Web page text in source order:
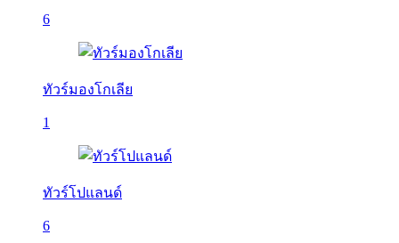
6
ทัวร์มองโกเลีย
1
ทัวร์โปแลนด์
6